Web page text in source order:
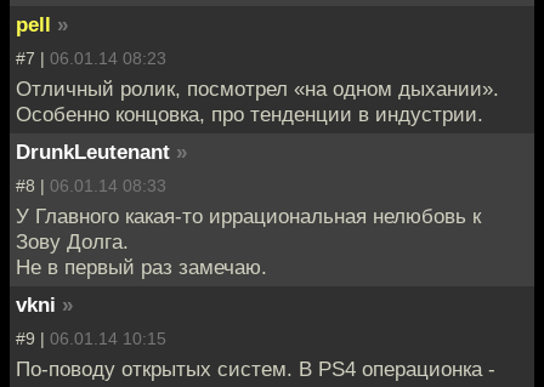
pell »
#7 | 06.01.14 08:23
Отличный ролик, посмотрел «на одном дыхании».
Особенно концовка, про тенденции в индустрии.
DrunkLeutenant »
#8 | 06.01.14 08:33
У Главного какая-то иррациональная нелюбовь к
Зову Долга.
Не в первый раз замечаю.
vkni »
#9 | 06.01.14 10:15
По-поводу открытых систем. В PS4 операционка -